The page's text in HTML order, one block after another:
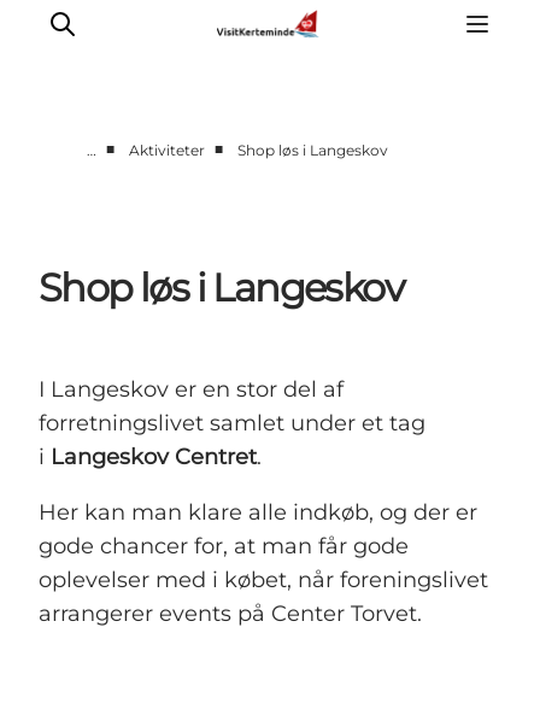
Spis godt
Sov godt
Det sker
Sommerbus
… ■ Aktiviteter ■ Shop løs i Langeskov
Shop løs i Langeskov
I Langeskov er en stor del af
forretningslivet samlet under et tag
i Langeskov Centret.
Her kan man klare alle indkøb, og der er
gode chancer for, at man får gode
oplevelser med i købet, når foreningslivet
arrangerer events på Center Torvet.